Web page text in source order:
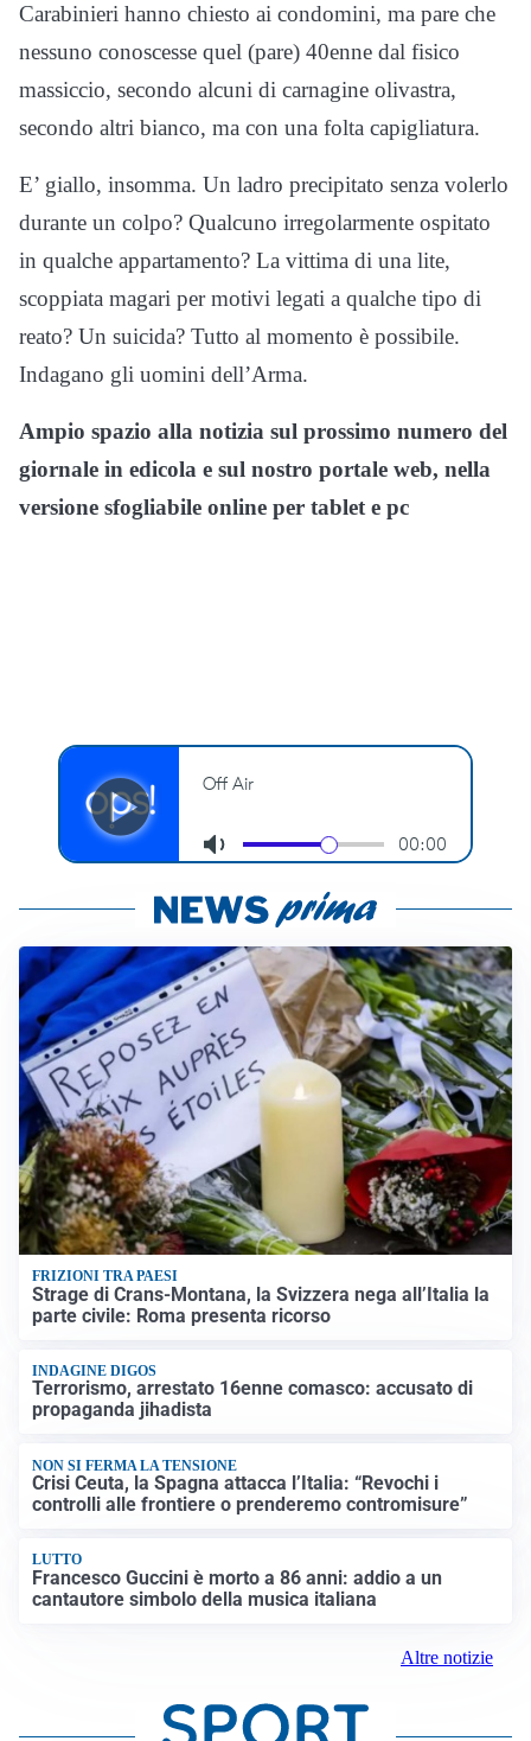
Carabinieri hanno chiesto ai condomini, ma pare che
nessuno conoscesse quel (pare) 40enne dal fisico
massiccio, secondo alcuni di carnagine olivastra,
secondo altri bianco, ma con una folta capigliatura.
E’ giallo, insomma. Un ladro precipitato senza volerlo
durante un colpo? Qualcuno irregolarmente ospitato
in qualche appartamento? La vittima di una lite,
scoppiata magari per motivi legati a qualche tipo di
reato? Un suicida? Tutto al momento è possibile.
Indagano gli uomini dell’Arma.
Ampio spazio alla notizia sul prossimo numero del
giornale in edicola e sul nostro portale web, nella
versione sfogliabile online per tablet e pc
FRIZIONI TRA PAESI
Strage di Crans-Montana, la Svizzera nega all’Italia la
parte civile: Roma presenta ricorso
INDAGINE DIGOS
Terrorismo, arrestato 16enne comasco: accusato di
propaganda jihadista
NON SI FERMA LA TENSIONE
Crisi Ceuta, la Spagna attacca l’Italia: “Revochi i
controlli alle frontiere o prenderemo contromisure”
LUTTO
Francesco Guccini è morto a 86 anni: addio a un
cantautore simbolo della musica italiana
Altre notizie